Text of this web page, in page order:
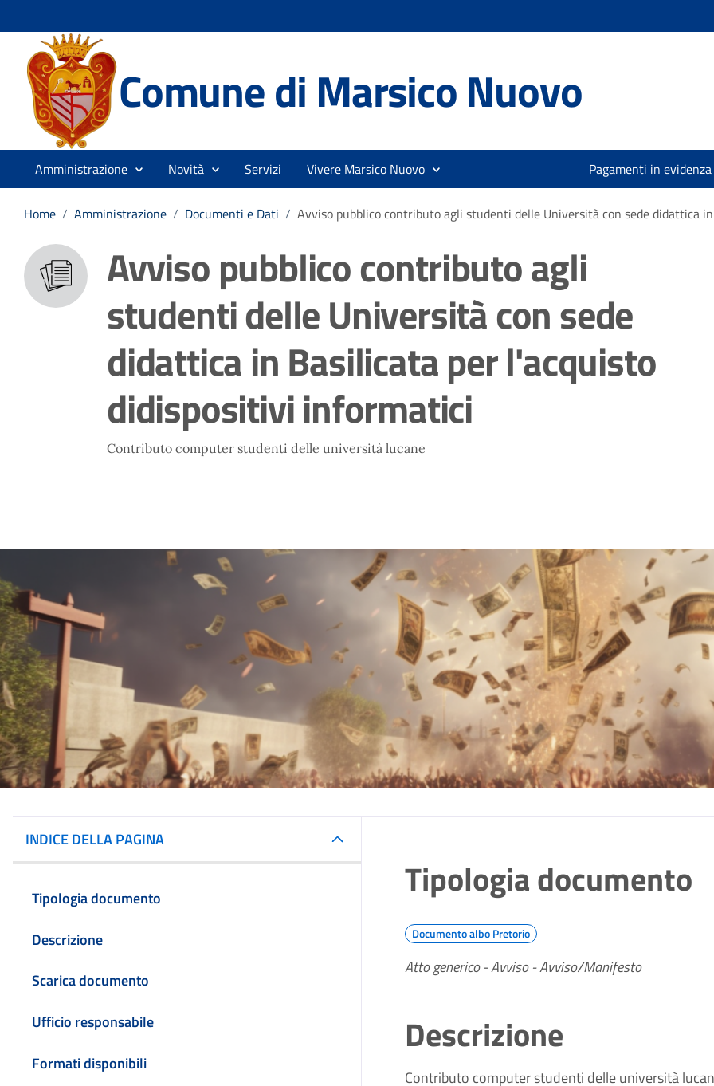
Comune di Marsico Nuovo
Amministrazione Novità Servizi Vivere Marsico Nuovo Pagamenti in evidenza
Home / Amministrazione / Documenti e Dati / Avviso pubblico contributo agli studenti delle Università con sede didattica
Avviso pubblico contributo agli
studenti delle Università con sede
didattica in Basilicata per l'acquisto
didispositivi informatici
Contributo computer studenti delle università lucane
INDICE DELLA PAGINA
Tipologia documento
Descrizione
Scarica documento
Ufficio responsabile
Formati disponibili
Tipologia documento
Documento albo Pretorio
Atto generico - Avviso - Avviso/Manifesto
Descrizione
Contributo computer studenti delle università